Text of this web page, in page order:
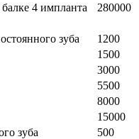
4 импланта
280000
зуба
1200
1500
3000
5500
8000
15000
зуба
500